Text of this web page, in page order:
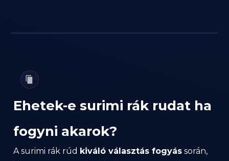
Ehetek-e surimi rák rudat ha
fogyni akarok?
A surimi rák rúd kiváló választás fogyás során,